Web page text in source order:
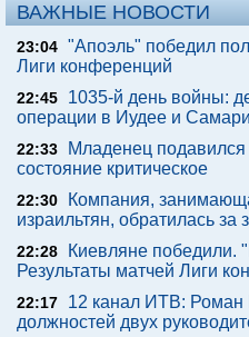
ВАЖНЫЕ НОВОСТИ
23:04 "Апоэль" победил
Лиги конференций
22:45
1035-й день войны:
операции в Иудее и
22:33
Младенец
состояние критическое
22:30
Компания,
израильтян, обратилась за
22:28
Киевляне победили.
Результаты матчей Лиги
22:17
12 канал ИТВ: Роман
должностей двух